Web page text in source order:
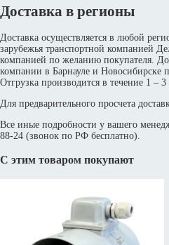
Доставка в регионы
Доставка осуществляется в любой
зарубежья транспортной компанией
компанией по желанию покупателя.
компании в Барнауле и Новосибирске
Отгрузка производится в течение 1 –
Для предварительного просчета
Все иные подробности у вашего
88-24 (звонок по РФ бесплатно).
С этим товаром покупают